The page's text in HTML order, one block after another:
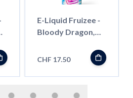
E-Liquid Fruizee -
Bloody Dragon,
CHF 17.50